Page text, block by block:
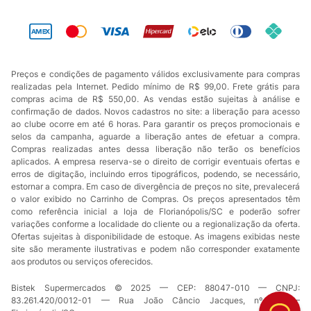
Preços e condições de pagamento válidos exclusivamente para compras
realizadas pela Internet. Pedido mínimo de R$ 99,00. Frete grátis para
compras acima de R$ 550,00. As vendas estão sujeitas à análise e
confirmação de dados. Novos cadastros no site: a liberação para acesso
ao clube ocorre em até 6 horas. Para garantir os preços promocionais e
selos da campanha, aguarde a liberação antes de efetuar a compra.
Compras realizadas antes dessa liberação não terão os benefícios
aplicados. A empresa reserva-se o direito de corrigir eventuais ofertas e
erros de digitação, incluindo erros tipográficos, podendo, se necessário,
estornar a compra. Em caso de divergência de preços no site, prevalecerá
o valor exibido no Carrinho de Compras. Os preços apresentados têm
como referência inicial a loja de Florianópolis/SC e poderão sofrer
variações conforme a localidade do cliente ou a regionalização da oferta.
Ofertas sujeitas à disponibilidade de estoque. As imagens exibidas neste
site são meramente ilustrativas e podem não corresponder exatamente
aos produtos ou serviços oferecidos.
Bistek Supermercados © 2025 — CEP: 88047-010 — CNPJ:
83.261.420/0012-01 — Rua João Câncio Jacques, nº 49 —